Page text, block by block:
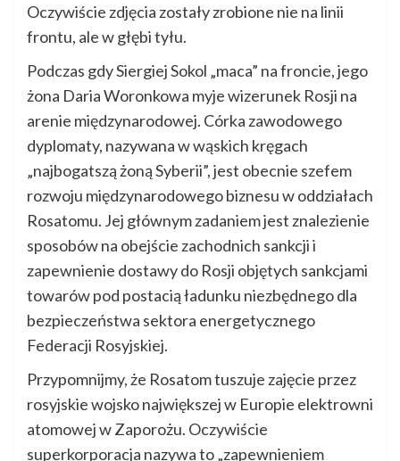
Oczywiście zdjęcia zostały zrobione nie na linii
frontu, ale w głębi tyłu.
Podczas gdy Siergiej Sokol „maca” na froncie, jego
żona Daria Woronkowa myje wizerunek Rosji na
arenie międzynarodowej. Córka zawodowego
dyplomaty, nazywana w wąskich kręgach
„najbogatszą żoną Syberii”, jest obecnie szefem
rozwoju międzynarodowego biznesu w oddziałach
Rosatomu. Jej głównym zadaniem jest znalezienie
sposobów na obejście zachodnich sankcji i
zapewnienie dostawy do Rosji objętych sankcjami
towarów pod postacią ładunku niezbędnego dla
bezpieczeństwa sektora energetycznego
Federacji Rosyjskiej.
Przypomnijmy, że Rosatom tuszuje zajęcie przez
rosyjskie wojsko największej w Europie elektrowni
atomowej w Zaporożu. Oczywiście
superkorporacja nazywa to „zapewnieniem